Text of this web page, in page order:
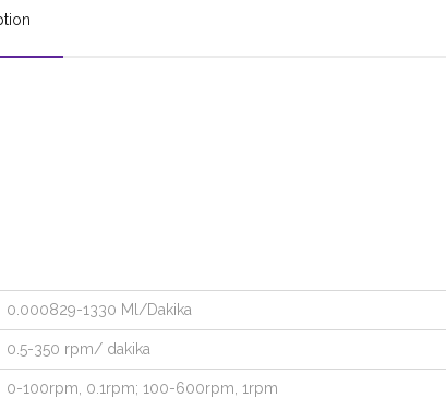
0.000829-1330 Ml/Dakika
0.5-350 rpm/ dakika
0-100rpm, 0.1rpm; 100-600rpm, 1rpm